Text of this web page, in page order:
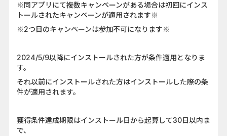
※同アプリにて複数キャンペーンがある場合は初回にインス
トールされたキャンペーンが適用されます※
※2つ目のキャンペーンは参加不可になります※
2024/5/9以降にインストールされた方が条件適用となりま
す。
それ以前にインストールされた方はインストールした際の条
件が適用されます。
獲得条件達成期限はインストール日から起算して30日以内ま
で、